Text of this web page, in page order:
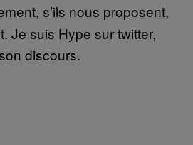
s’ils nous proposent,
Je suis Hype sur twitter,
discours.